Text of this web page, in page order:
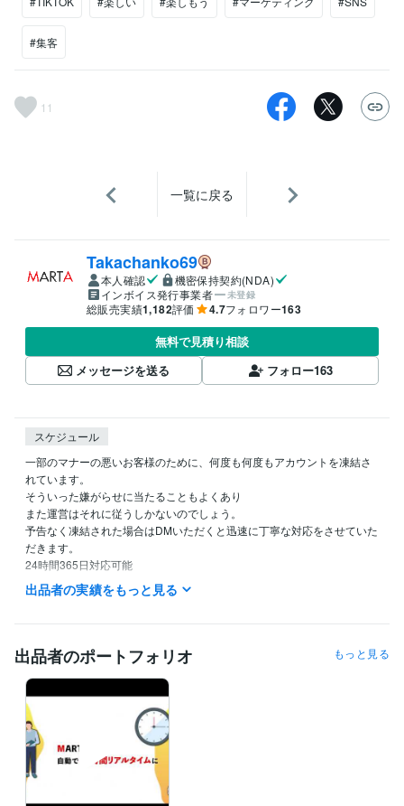
#集客
11
一覧に戻る
Takachanko69
本人確認
機密保持契約(NDA)
インボイス発行事業者
未登録
総販売実績1,182評価 4.7フォロワー163
無料で見積り相談
メッセージを送る
フォロー163
スケジュール
一部のマナーの悪いお客様のために、何度も何度もアカウントを凍結さ
れています。
そういった嫌がらせに当たることもよくあり
また運営はそれに従うしかないのでしょう。
予告なく凍結された場合はDMいただくと迅速に丁寧な対応をさせていた
だきます。
24時間365日対応可能
クリエイター / 動画クリエイター 経験年数 : 8年
AI・機械学習 / AIエンジニア 経験年数 : 4年
AI・機械学習 / RPA・AI導入支援コンサルタント
Webサービス・制作 / Webプロデューサー・ディレクター
14年
職歴
マルタマーケティング株式会社
ビジネス・クリエイティブツール
出品者の実績をもっと見る
出品者のポートフォリオ もっと見る